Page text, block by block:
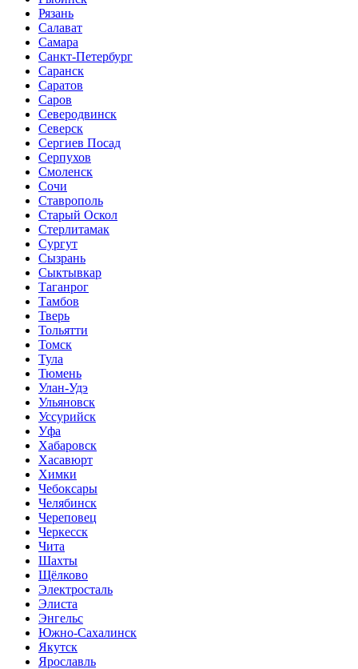
Рязань
Салават
Самара
Санкт-Петербург
Саранск
Саратов
Саров
Северодвинск
Северск
Сергиев Посад
Серпухов
Смоленск
Сочи
Ставрополь
Старый Оскол
Стерлитамак
Сургут
Сызрань
Сыктывкар
Таганрог
Тамбов
Тверь
Тольятти
Томск
Тула
Тюмень
Улан-Удэ
Ульяновск
Уссурийск
Уфа
Хабаровск
Хасавюрт
Химки
Чебоксары
Челябинск
Череповец
Черкесск
Чита
Шахты
Щёлково
Электросталь
Элиста
Энгельс
Южно-Сахалинск
Якутск
Ярославль